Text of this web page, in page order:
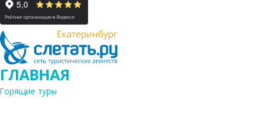
ГЛАВНАЯ
Горящие туры